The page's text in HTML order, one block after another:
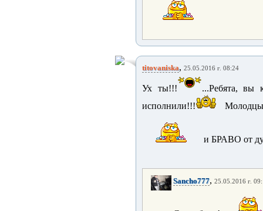
titovaniska, 25.05.2016 г. 08:24
Ух ты!!!
...Ребята, вы
исполнили!!!
и БРАВО от
Sancho777, 25.05.2016 г.